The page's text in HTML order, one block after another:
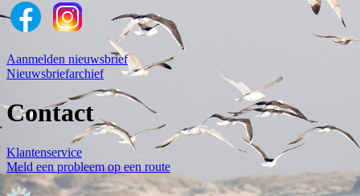
Aanmelden nieuwsbrief
Nieuwsbriefarchief
Contact
Klantenservice
Meld een probleem op een route